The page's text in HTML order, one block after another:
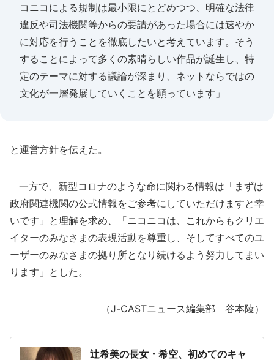
コニコによる規制は最小限にとどめつつ、明確な法律
違反や司法機関等からの要請があった場合には速やか
に対応を行うことを徹底したいと考えています。そう
することによって多くの素晴らしい作品が誕生し、特
定のテーマに対する議論が深まり、ネットならではの
文化が一層発展していくことを願っています」
と運営方針を伝えた。
一方で、新型コロナのような命に関わる情報は「まずは
政府関連機関の公式情報をご参考にしていただけますと幸
いです」と理解を求め、「ニコニコは、これからもクリエ
イターのみなさまの表現活動を尊重し、そしてすべてのユ
ーザーのみなさまの拠り所となり続けるよう努力してまい
ります」とした。
（J-CASTニュース編集部 谷本陵）
辻希美の長女・希空、初めてのキャ